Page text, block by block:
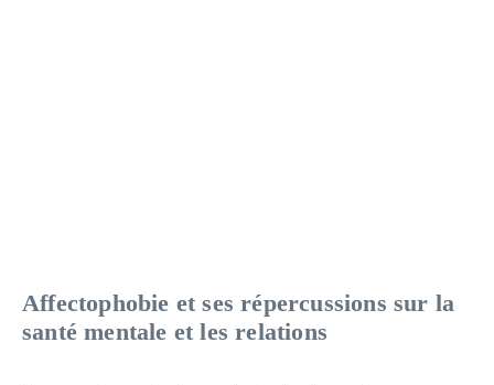
Affectophobie et ses répercussions sur la
santé mentale et les relations